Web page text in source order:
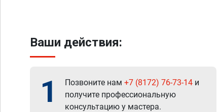
Ваши действия:
1 Позвоните нам +7 (8172) 76-73-14 и
получите профессиональную
консультацию у мастера.